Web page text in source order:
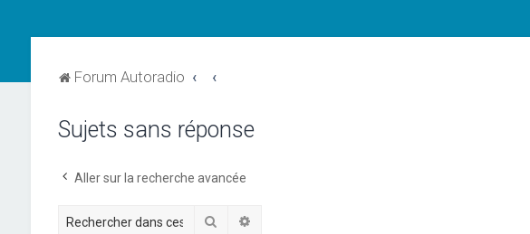
Forum Autoradio
Sujets sans réponse
Aller sur la recherche avancée
Rechercher